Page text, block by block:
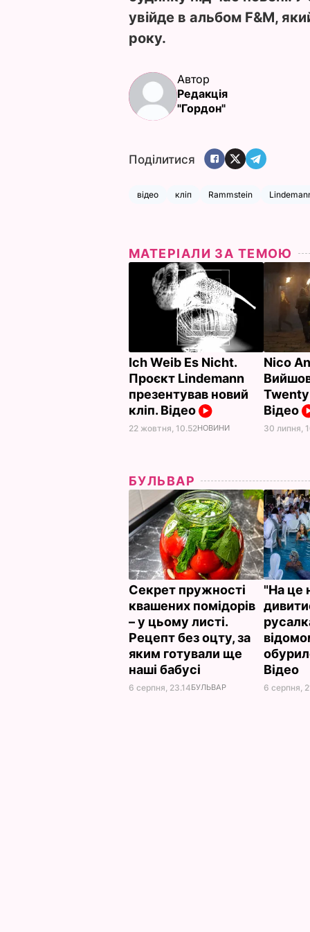
увійде в альбом F&M,
року.
Автор
Редакція
"Гордон"
Поділитися
відео кліп Rammstein
МАТЕРІАЛИ ЗА ТЕМОЮ
Ich Weib Es Nicht.
Проєкт Lindemann
презентував новий
кліп. Відео
22 жовтня, 10.52НОВИНИ
Nico
Відео
30 липня,
БУЛЬВАР
Секрет пружності
квашених помідорів
– у цьому листі.
Рецепт без оцту, за
яким готували ще
наші бабусі
6 серпня, 23.14БУЛЬВАР
"На це
Відео
6 серпня,